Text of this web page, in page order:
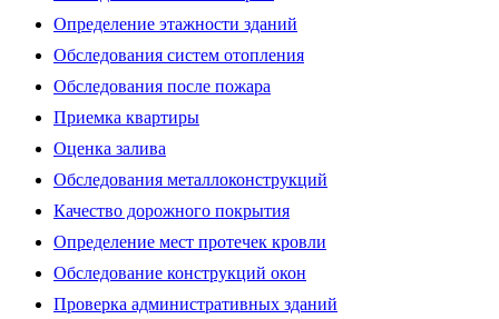
Определение этажности зданий
Обследования систем отопления
Обследования после пожара
Приемка квартиры
Оценка залива
Обследования металлоконструкций
Качество дорожного покрытия
Определение мест протечек кровли
Обследование конструкций окон
Проверка административных зданий